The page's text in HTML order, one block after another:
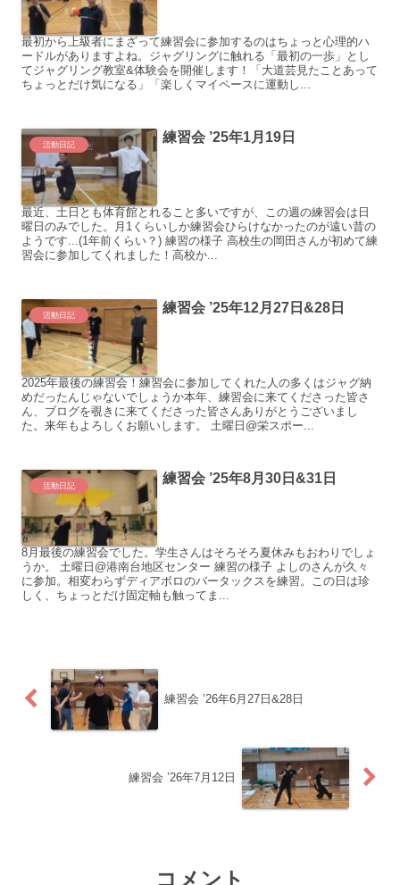
最初から上級者にまざって練習会に参加するのはちょっと心理的ハ
ードルがありますよね。ジャグリングに触れる「最初の一歩」とし
てジャグリング教室&体験会を開催します！「大道芸見たことあって
ちょっとだけ気になる」「楽しくマイペースに運動し...
活動日記 練習会 ’25年1月19日
最近、土日とも体育館とれること多いですが、この週の練習会は日
曜日のみでした。月1くらいしか練習会ひらけなかったのが遠い昔の
ようです...(1年前くらい？) 練習の様子 高校生の岡田さんが初めて練
習会に参加してくれました！高校か...
活動日記 練習会 ’25年12月27日&28日
2025年最後の練習会！練習会に参加してくれた人の多くはジャグ納
めだったんじゃないでしょうか本年、練習会に来てくださった皆さ
ん、ブログを覗きに来てくださった皆さんありがとうございまし
た。来年もよろしくお願いします。 土曜日@栄スポー...
活動日記 練習会 ’25年8月30日&31日
8月最後の練習会でした。学生さんはそろそろ夏休みもおわりでしょ
うか。 土曜日@港南台地区センター 練習の様子 よしのさんが久々
に参加。相変わらずディアボロのバータックスを練習。この日は珍
しく、ちょっとだけ固定軸も触ってま...
練習会 ’26年6月27日&28日
練習会 ’26年7月12日
コメント